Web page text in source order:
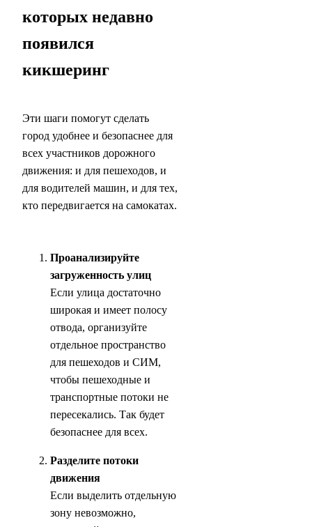
которых недавно
появился
кикшеринг
Эти шаги помогут сделать
город удобнее и безопаснее для
всех участников дорожного
движения: и для пешеходов, и
для водителей машин, и для тех,
кто передвигается на самокатах.
Проанализируйте
загруженность улиц
Если улица достаточно
широкая и имеет полосу
отвода, организуйте
отдельное пространство
для пешеходов и СИМ,
чтобы пешеходные и
транспортные потоки не
пересекались. Так будет
безопаснее для всех.
Разделите потоки
движения
Если выделить отдельную
зону невозможно,